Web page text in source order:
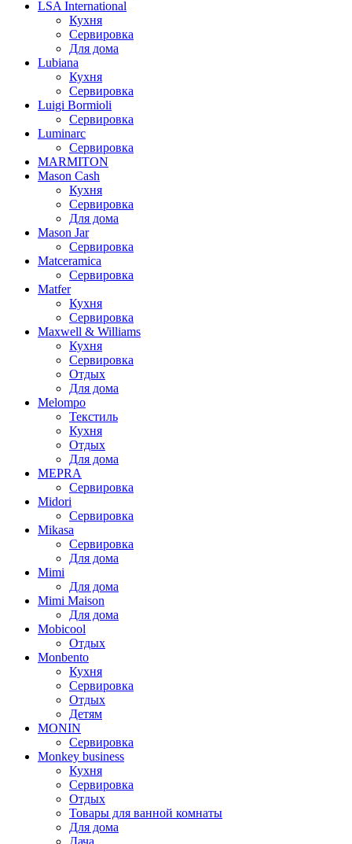
LSA International
Кухня
Сервировка
Для дома
Lubiana
Кухня
Сервировка
Luigi Bormioli
Сервировка
Luminarc
Сервировка
MARMITON
Mason Cash
Кухня
Сервировка
Для дома
Mason Jar
Сервировка
Matceramica
Сервировка
Matfer
Кухня
Сервировка
Maxwell & Williams
Кухня
Сервировка
Отдых
Для дома
Melompo
Текстиль
Кухня
Отдых
Для дома
MEPRA
Сервировка
Midori
Сервировка
Mikasa
Сервировка
Для дома
Mimi
Для дома
Mimi Maison
Для дома
Mobicool
Отдых
Monbento
Кухня
Сервировка
Отдых
Детям
MONIN
Сервировка
Monkey business
Кухня
Сервировка
Отдых
Товары для ванной комнаты
Для дома